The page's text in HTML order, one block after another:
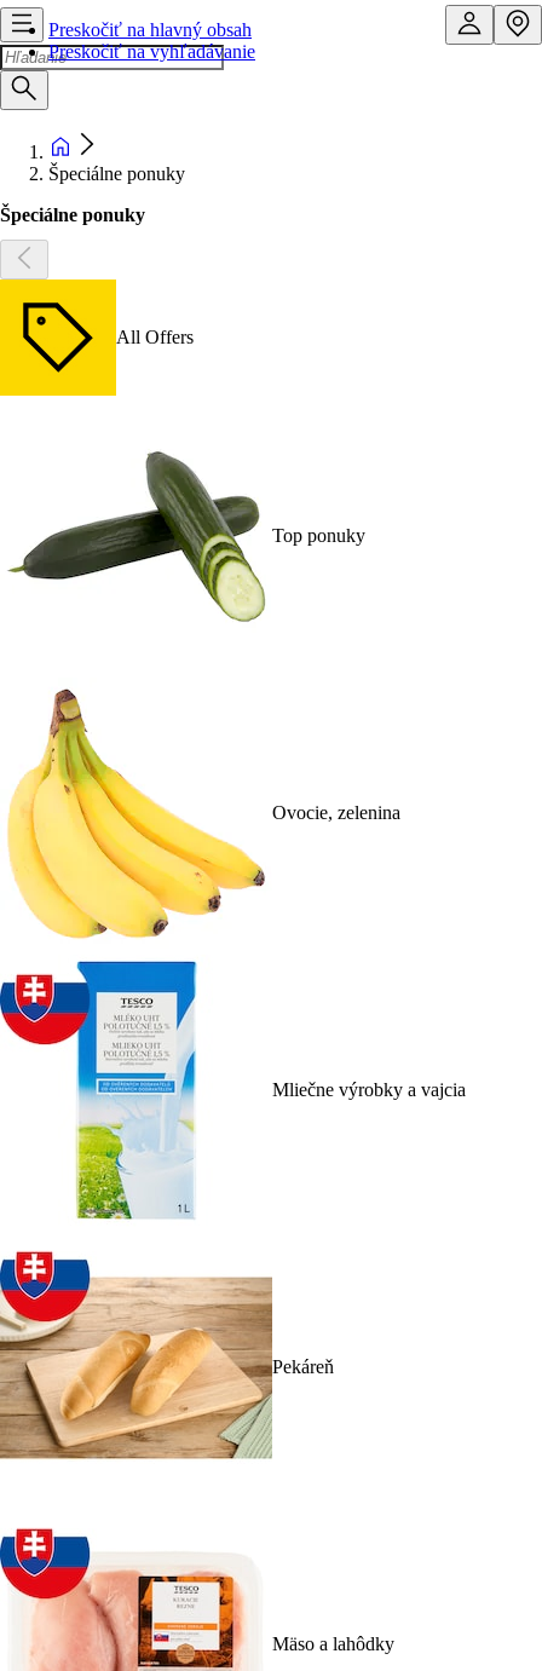
Preskočiť na hlavný obsah
Preskočiť na vyhľadávanie
Špeciálne ponuky
Špeciálne ponuky
All Offers
Top ponuky
Ovocie, zelenina
Mliečne výrobky a vajcia
Pekáreň
Mäso a lahôdky